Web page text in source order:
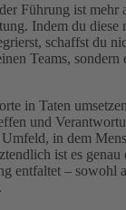
Führung ist mehr
Indem du diese
schaffst du
Teams, sondern
in Taten
und
in dem
ist es genau
entfaltet – sowohl